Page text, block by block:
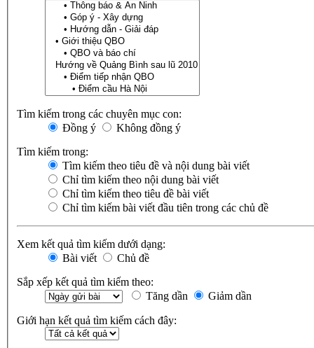
Tìm kiếm trong các chuyên mục con:
Đồng ý
Không đồng ý
Tìm kiếm trong:
Tìm kiếm theo tiêu đề và nội dung bài viết
Chỉ tìm kiếm theo nội dung bài viết
Chỉ tìm kiếm theo tiêu đề bài viết
Chỉ tìm kiếm bài viết đầu tiên trong các chủ đề
Xem kết quả tìm kiếm dưới dạng:
Bài viết
Chủ đề
Sắp xếp kết quả tìm kiếm theo:
Tăng dần
Giảm dần
Giới hạn kết quả tìm kiếm cách đây: